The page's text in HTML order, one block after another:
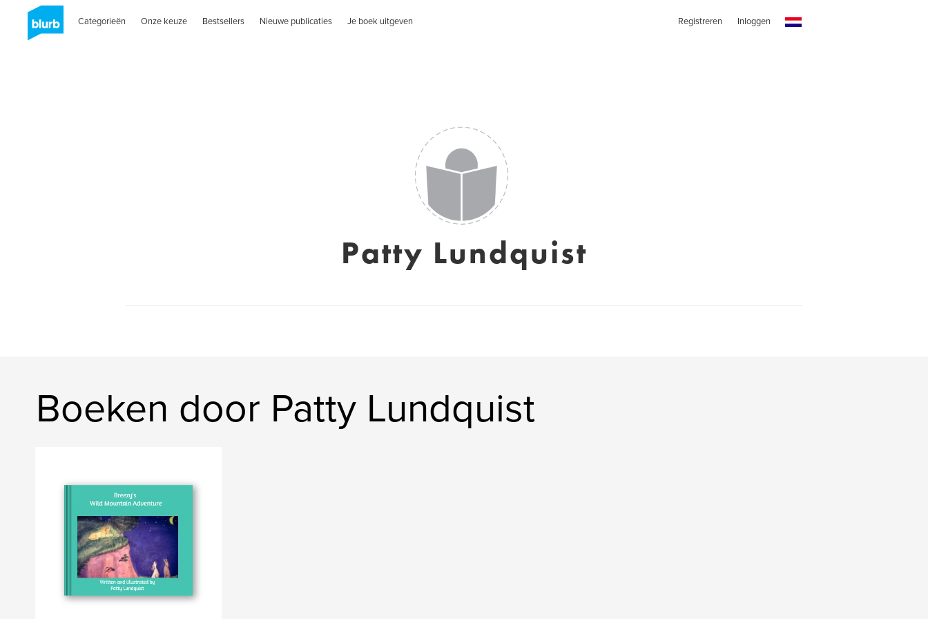
Categorieën Onze keuze Bestsellers Nieuwe publicaties Je boek uitgeven Registreren Inloggen
Patty Lundquist
Boeken door Patty Lundquist